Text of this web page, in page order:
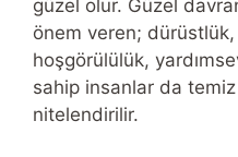
güzel olur. Güzel
önem veren; dürüstlük,
hoşgörülülük,
sahip insanlar da
nitelendirilir.